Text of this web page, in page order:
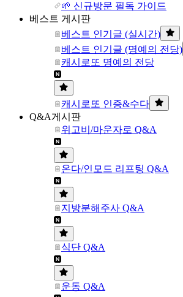
🌱 신규방문 필독 가이드
베스트 게시판
베스트 인기글 (실시간)
베스트 인기글 (명예의 전당)
캐시로또 명예의 전당
캐시로또 인증&수다
Q&A게시판
위고비/마운자로 Q&A
온다/인모드 리프팅 Q&A
지방분해주사 Q&A
식단 Q&A
운동 Q&A